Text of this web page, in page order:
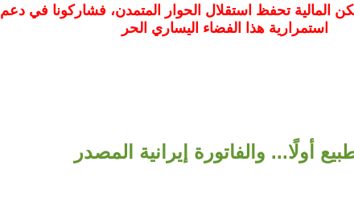
المالية تحفظ استقلال الحوار المتمدن، فشاركونا في دعم
استمرارية هذا الفضاء اليساري الحر
أولًا... والفاتورة إيرانية المصدر